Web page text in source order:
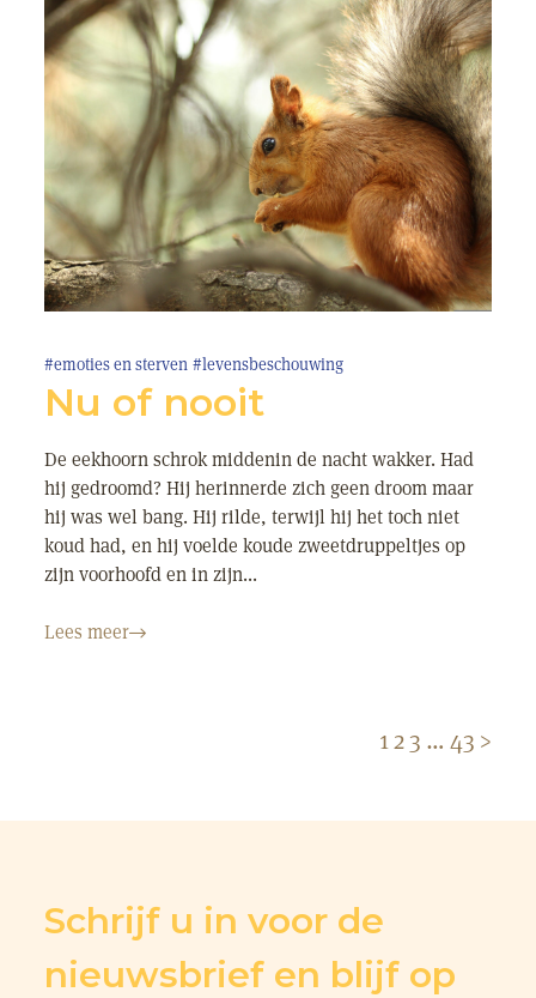
#emoties en sterven #levensbeschouwing
Nu of nooit
De eekhoorn schrok middenin de nacht wakker. Had
hij gedroomd? Hij herinnerde zich geen droom maar
hij was wel bang. Hij rilde, terwijl hij het toch niet
koud had, en hij voelde koude zweetdruppeltjes op
zijn voorhoofd en in zijn...
Lees meer
123 … 43 >
Schrijf u in voor de
nieuwsbrief en blijf op